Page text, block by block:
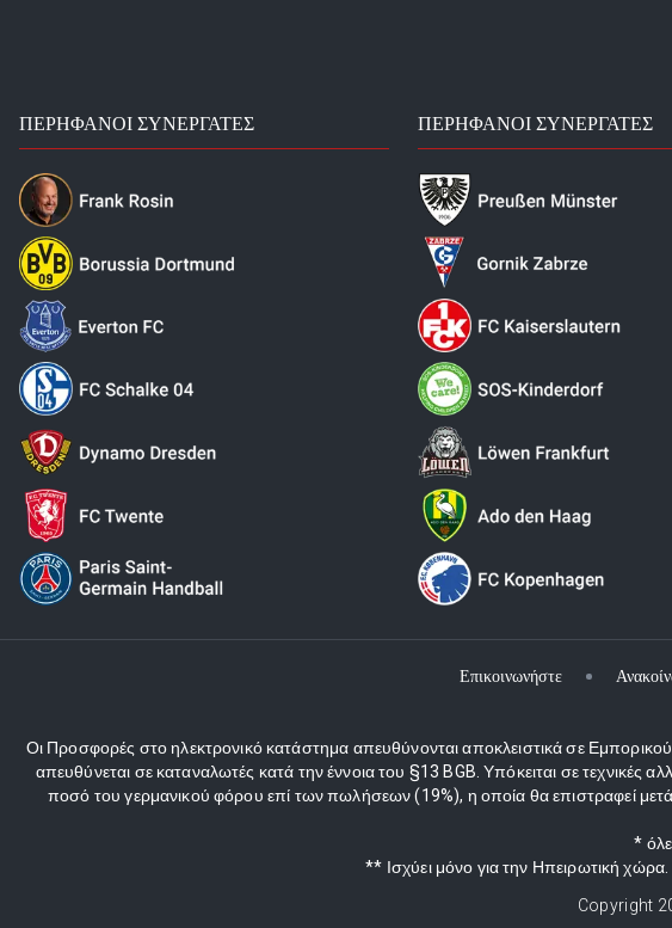
ΠΕΡΉΦΑΝΟΙ ΣΥΝΕΡΓΆΤΕΣ ΠΕΡΉΦΑΝΟΙ ΣΥΝΕΡΓΆΤΕΣ
Επικοινωνήστε
Οι Προσφορές στο ηλεκτρονικό κατάστημα απευθύνονται αποκλειστικά σε
απευθύνεται σε καταναλωτές κατά την έννοια του §13 BGB. Υπόκειται σε
ποσό του γερμανικού φόρου επί των πωλήσεων (19%), η οποία θα επιστραφεί
*
** Ισχύει μόνο για την Ηπειρωτική
Copyright